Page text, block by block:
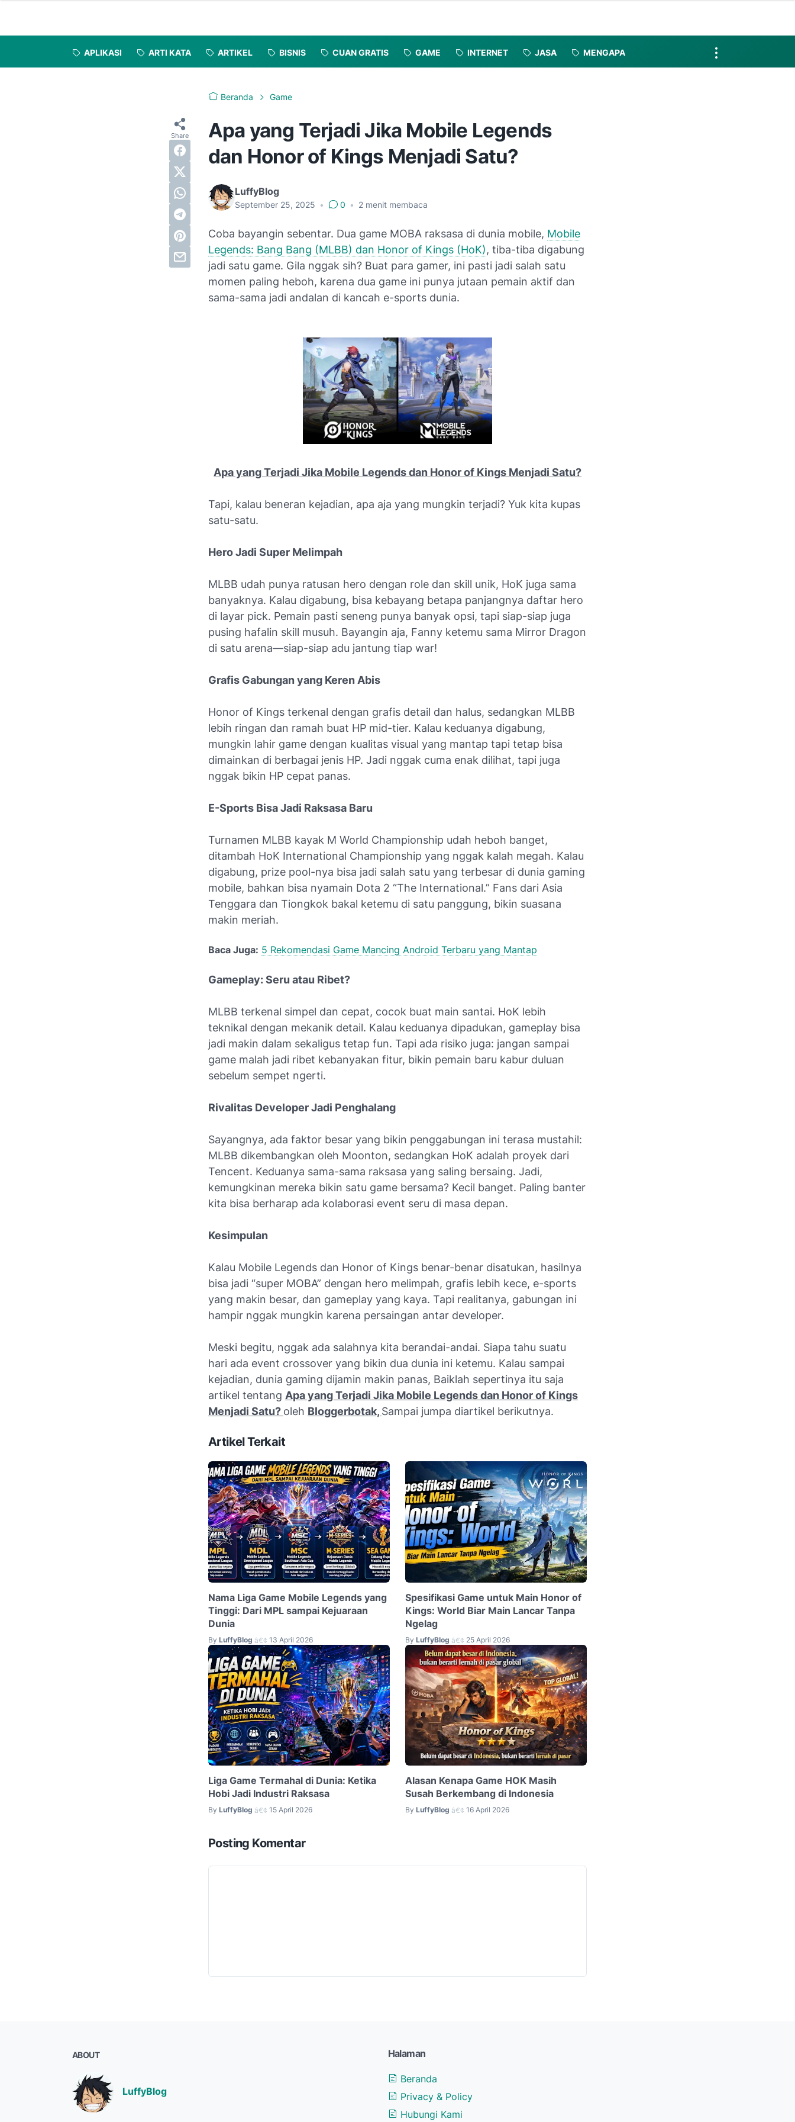
APLIKASI ARTI KATA ARTIKEL BISNIS CUAN GRATIS GAME INTERNET JASA MENGAPA
Beranda Game
Apa yang Terjadi Jika Mobile Legends
dan Honor of Kings Menjadi Satu?
LuffyBlog
September 25, 2025 • 0 • 2 menit membaca
Coba bayangin sebentar. Dua game MOBA raksasa di dunia mobile, Mobile
Legends: Bang Bang (MLBB) dan Honor of Kings (HoK), tiba-tiba digabung
jadi satu game. Gila nggak sih? Buat para gamer, ini pasti jadi salah satu
momen paling heboh, karena dua game ini punya jutaan pemain aktif dan
sama-sama jadi andalan di kancah e-sports dunia.
Apa yang Terjadi Jika Mobile Legends dan Honor of Kings Menjadi Satu?
Tapi, kalau beneran kejadian, apa aja yang mungkin terjadi? Yuk kita kupas
satu-satu.
Hero Jadi Super Melimpah
MLBB udah punya ratusan hero dengan role dan skill unik, HoK juga sama
banyaknya. Kalau digabung, bisa kebayang betapa panjangnya daftar hero
di layar pick. Pemain pasti seneng punya banyak opsi, tapi siap-siap juga
pusing hafalin skill musuh. Bayangin aja, Fanny ketemu sama Mirror Dragon
di satu arena—siap-siap adu jantung tiap war!
Grafis Gabungan yang Keren Abis
Honor of Kings terkenal dengan grafis detail dan halus, sedangkan MLBB
lebih ringan dan ramah buat HP mid-tier. Kalau keduanya digabung,
mungkin lahir game dengan kualitas visual yang mantap tapi tetap bisa
dimainkan di berbagai jenis HP. Jadi nggak cuma enak dilihat, tapi juga
nggak bikin HP cepat panas.
E-Sports Bisa Jadi Raksasa Baru
Turnamen MLBB kayak M World Championship udah heboh banget,
ditambah HoK International Championship yang nggak kalah megah. Kalau
digabung, prize pool-nya bisa jadi salah satu yang terbesar di dunia gaming
mobile, bahkan bisa nyamain Dota 2 “The International.” Fans dari Asia
Tenggara dan Tiongkok bakal ketemu di satu panggung, bikin suasana
makin meriah.
Baca Juga: 5 Rekomendasi Game Mancing Android Terbaru yang Mantap
Gameplay: Seru atau Ribet?
MLBB terkenal simpel dan cepat, cocok buat main santai. HoK lebih
teknikal dengan mekanik detail. Kalau keduanya dipadukan, gameplay bisa
jadi makin dalam sekaligus tetap fun. Tapi ada risiko juga: jangan sampai
game malah jadi ribet kebanyakan fitur, bikin pemain baru kabur duluan
sebelum sempet ngerti.
Rivalitas Developer Jadi Penghalang
Sayangnya, ada faktor besar yang bikin penggabungan ini terasa mustahil:
MLBB dikembangkan oleh Moonton, sedangkan HoK adalah proyek dari
Tencent. Keduanya sama-sama raksasa yang saling bersaing. Jadi,
kemungkinan mereka bikin satu game bersama? Kecil banget. Paling banter
kita bisa berharap ada kolaborasi event seru di masa depan.
Kesimpulan
Kalau Mobile Legends dan Honor of Kings benar-benar disatukan, hasilnya
bisa jadi “super MOBA” dengan hero melimpah, grafis lebih kece, e-sports
yang makin besar, dan gameplay yang kaya. Tapi realitanya, gabungan ini
hampir nggak mungkin karena persaingan antar developer.
Meski begitu, nggak ada salahnya kita berandai-andai. Siapa tahu suatu
hari ada event crossover yang bikin dua dunia ini ketemu. Kalau sampai
kejadian, dunia gaming dijamin makin panas, Baiklah sepertinya itu saja
artikel tentang Apa yang Terjadi Jika Mobile Legends dan Honor of Kings
Menjadi Satu? oleh Bloggerbotak, Sampai jumpa diartikel berikutnya.
Artikel Terkait
Nama Liga Game Mobile Legends yang
Tinggi: Dari MPL sampai Kejuaraan
Dunia
By LuffyBlog â€¢ 13 April 2026
Spesifikasi Game untuk Main Honor of
Kings: World Biar Main Lancar Tanpa
Ngelag
By LuffyBlog â€¢ 25 April 2026
Liga Game Termahal di Dunia: Ketika
Hobi Jadi Industri Raksasa
By LuffyBlog â€¢ 15 April 2026
Alasan Kenapa Game HOK Masih
Susah Berkembang di Indonesia
By LuffyBlog â€¢ 16 April 2026
Posting Komentar
ABOUT
LuffyBlog
Halaman
Beranda
Privacy & Policy
Hubungi Kami